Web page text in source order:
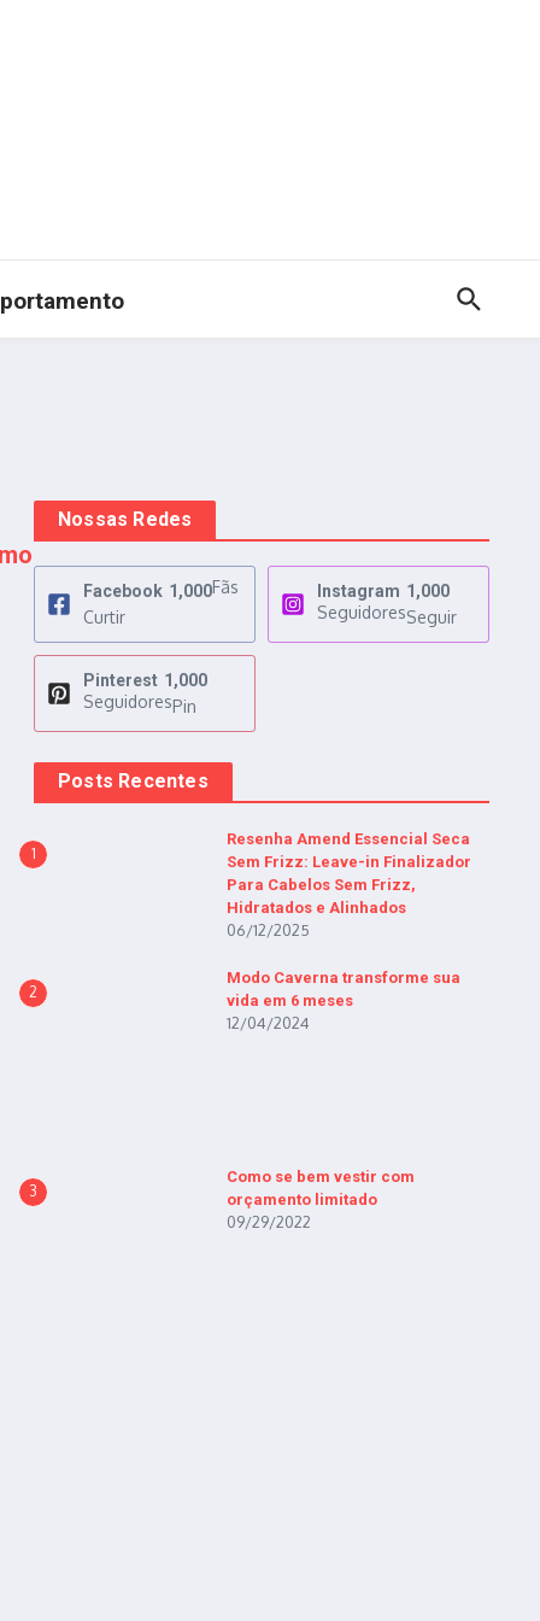
Nossas Redes
Facebook 1,000Fãs
Curtir
Instagram 1,000
SeguidoresSeguir
Pinterest 1,000
SeguidoresPin
Posts Recentes
1
Resenha Amend Essencial Seca
Sem Frizz: Leave-in Finalizador
Para Cabelos Sem Frizz,
Hidratados e Alinhados
06/12/2025
2
Modo Caverna transforme sua
vida em 6 meses
12/04/2024
3
Como se bem vestir com
orçamento limitado
09/29/2022